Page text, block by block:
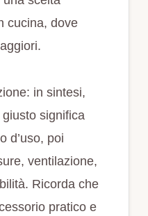
cucina, dove
in sintesi,
significa
d’uso, poi
ventilazione,
Ricorda che
pratico e